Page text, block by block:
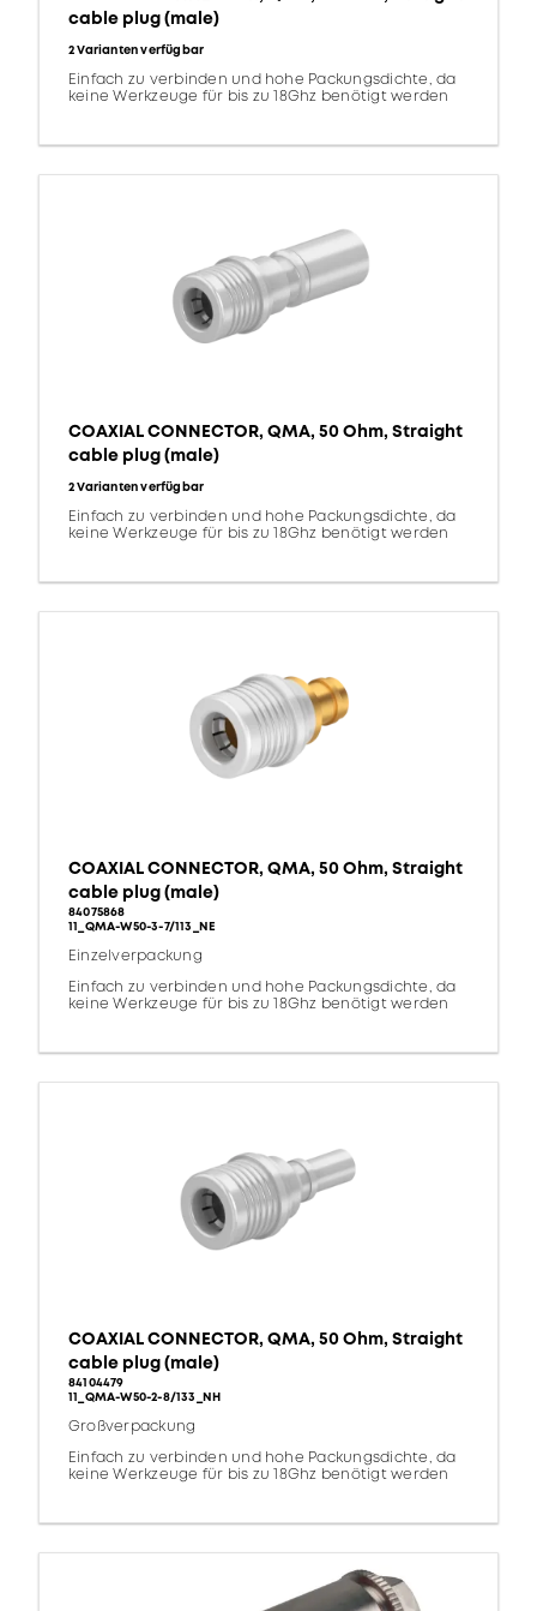
cable plug (male)
2 Varianten verfügbar
Einfach zu verbinden und hohe Packungsdichte, da
keine Werkzeuge für bis zu 18Ghz benötigt werden
COAXIAL CONNECTOR, QMA, 50 Ohm, Straight
cable plug (male)
2 Varianten verfügbar
Einfach zu verbinden und hohe Packungsdichte, da
keine Werkzeuge für bis zu 18Ghz benötigt werden
COAXIAL CONNECTOR, QMA, 50 Ohm, Straight
cable plug (male)
84075868
11_QMA-W50-3-7/113_NE
Einzelverpackung
Einfach zu verbinden und hohe Packungsdichte, da
keine Werkzeuge für bis zu 18Ghz benötigt werden
COAXIAL CONNECTOR, QMA, 50 Ohm, Straight
cable plug (male)
84104479
11_QMA-W50-2-8/133_NH
Großverpackung
Einfach zu verbinden und hohe Packungsdichte, da
keine Werkzeuge für bis zu 18Ghz benötigt werden